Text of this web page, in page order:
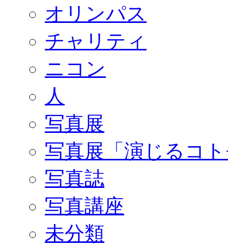
オリンパス
チャリティ
ニコン
人
写真展
写真展「演じるコ
写真誌
写真講座
未分類